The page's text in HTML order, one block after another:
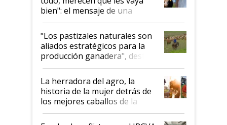
bien": el mensaje de una
ganadera uruguaya sobre las
oportunidades que se abren
para el agro en Argentina, con
foco en la carne
"Los pastizales naturales son
aliados estratégicos para la
producción ganadera", destaca
la iniciativa que ya reúne a 46
establecimientos en Argentina
La herradora del agro, la
historia de la mujer detrás de
los mejores caballos de la
Argentina y los mitos que
todavía hacen sufrir a estos